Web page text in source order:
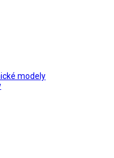
modely